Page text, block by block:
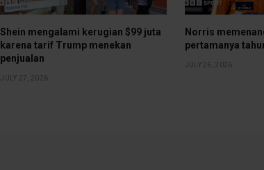
Shein mengalami kerugian $99 juta
karena tarif Trump menekan
penjualan
JULY 27, 2026
Norris
pertamanya
JULY 26, 2026